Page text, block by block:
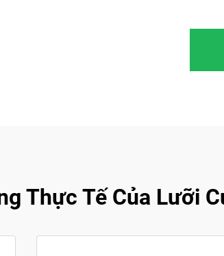
Thực Tế Của Lưỡi